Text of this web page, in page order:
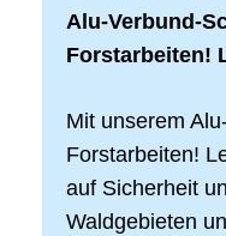
Alu-Verbund-
Forstarbeiten!
Mit unserem
Forstarbeiten!
auf Sicherheit
Waldgebieten